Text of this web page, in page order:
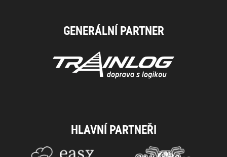
GENERÁLNÍ PARTNER
HLAVNÍ PARTNEŘI